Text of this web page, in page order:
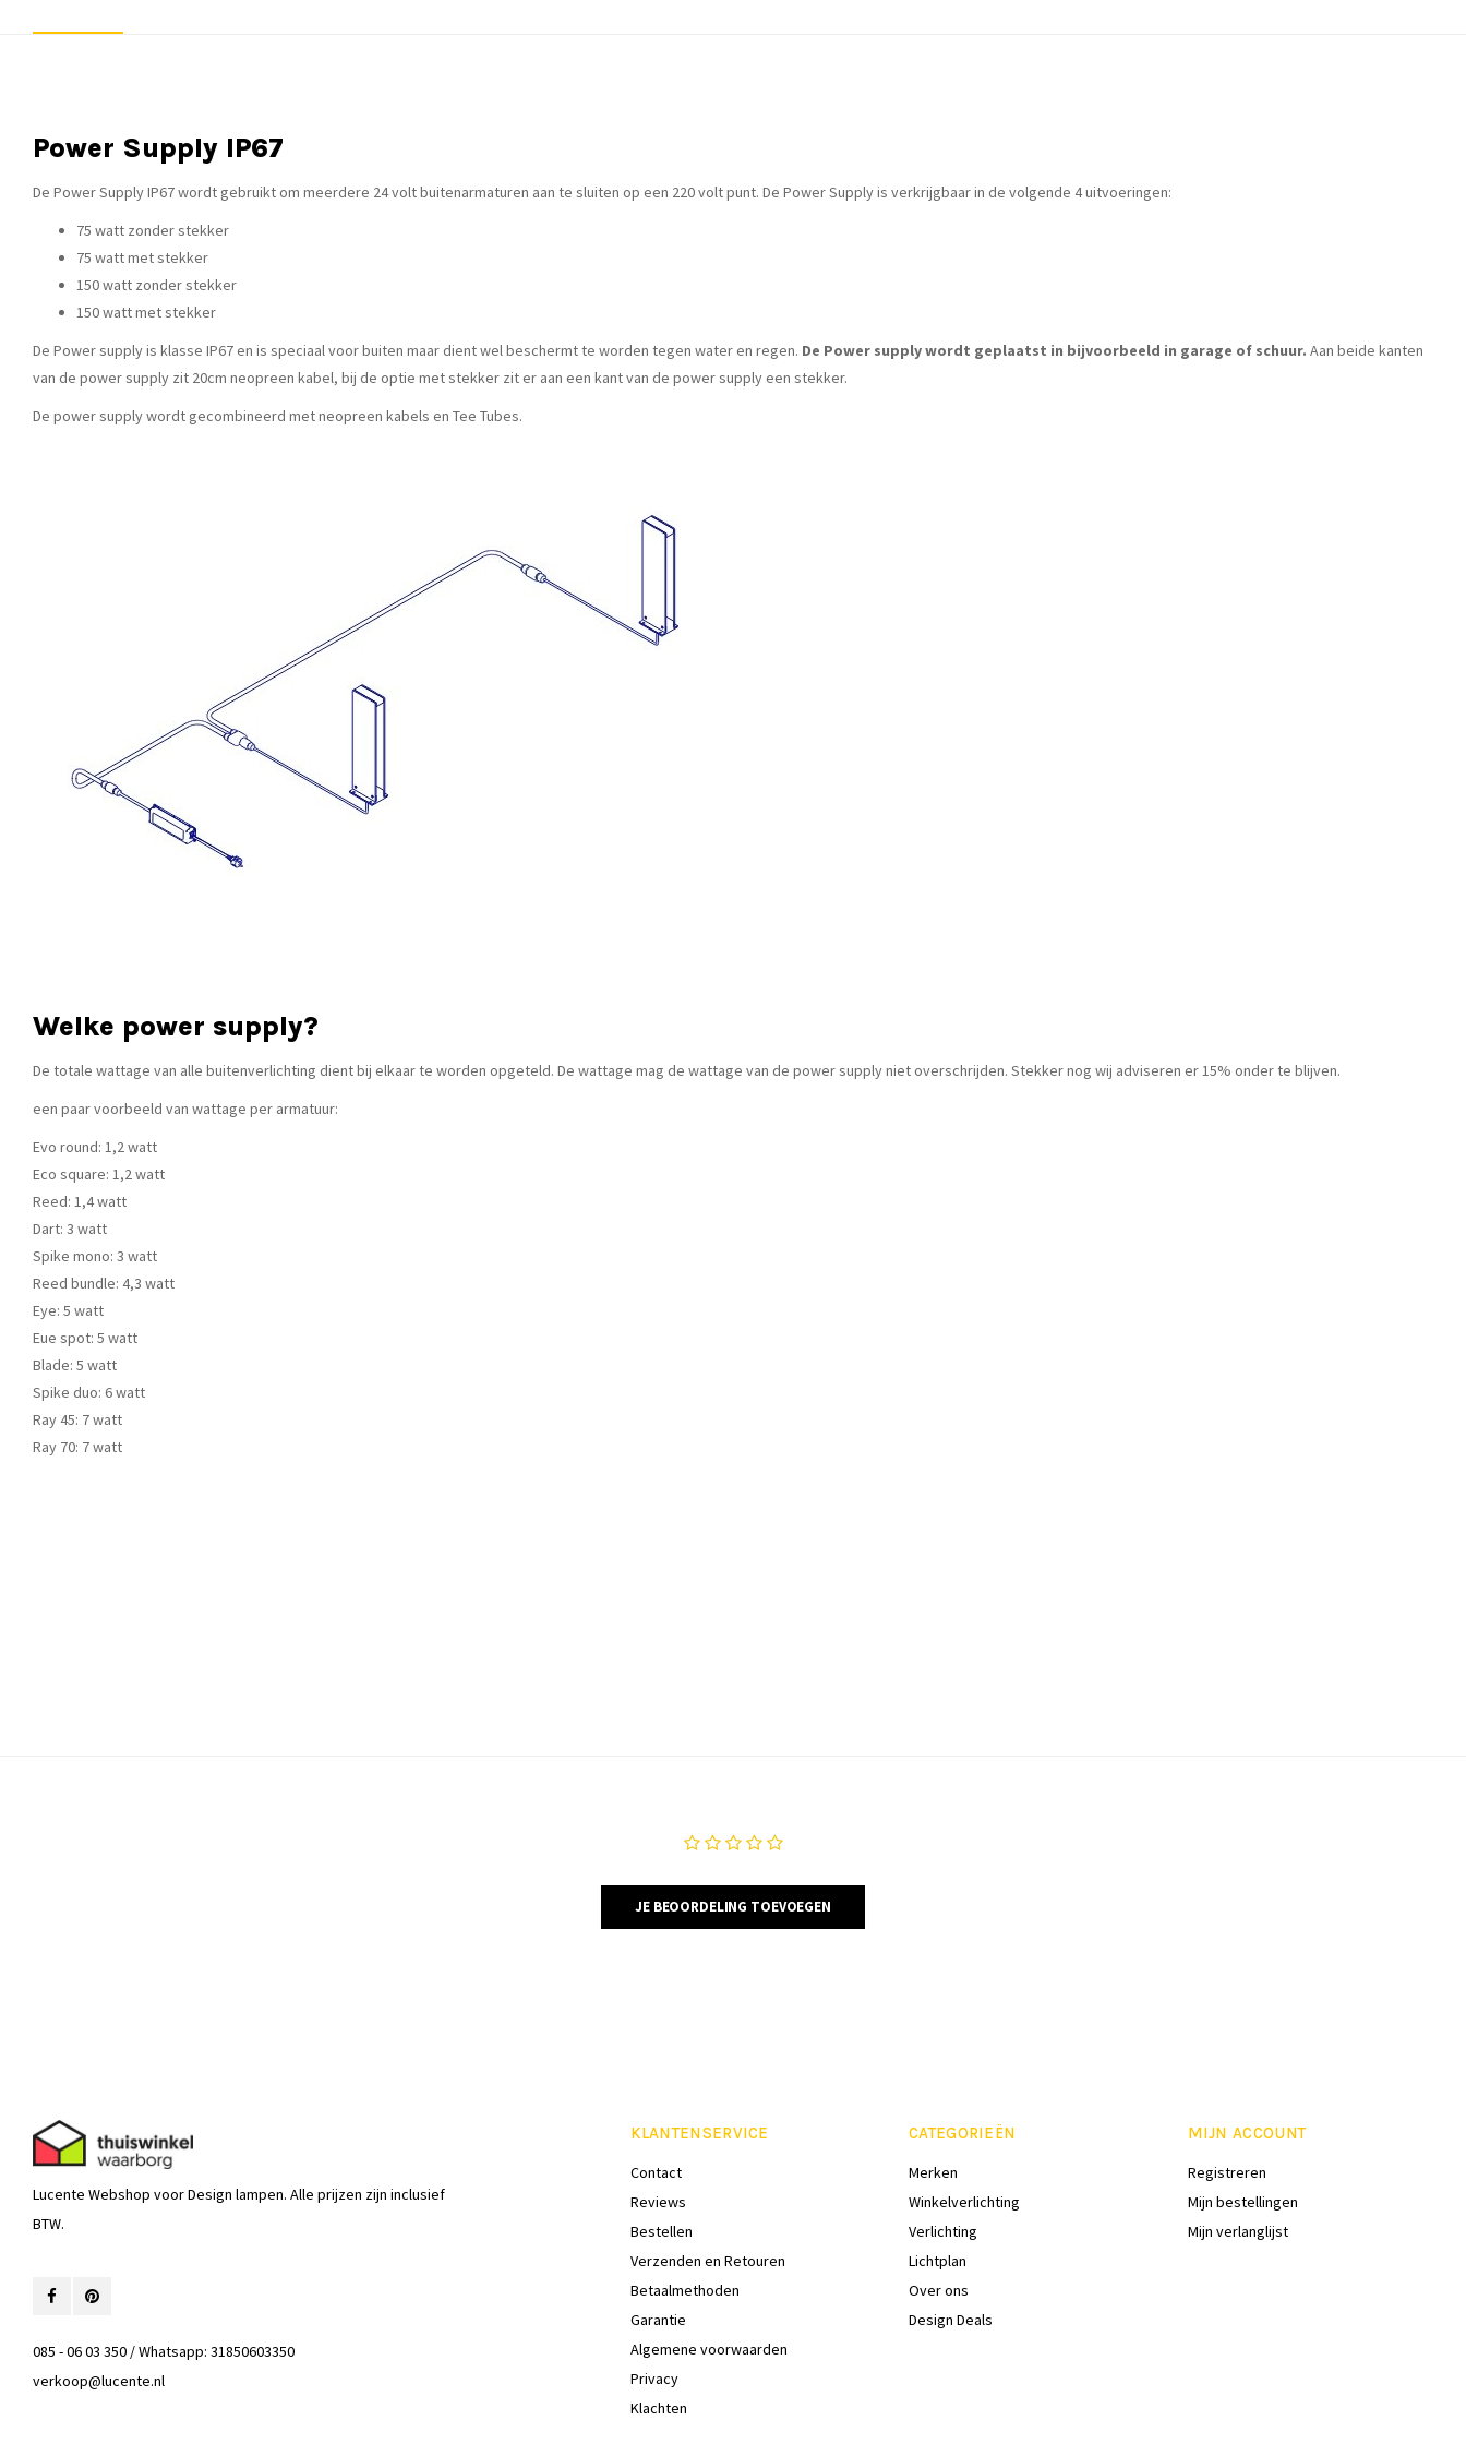
Power Supply IP67
De Power Supply IP67 wordt gebruikt om meerdere 24 volt buitenarmaturen aan te sluiten op een 220 volt punt. De Power Supply is verkrijgbaar in de volgende 4 uitvoeringen:
75 watt zonder stekker
75 watt met stekker
150 watt zonder stekker
150 watt met stekker
De Power supply is klasse IP67 en is speciaal voor buiten maar dient wel beschermt te worden tegen water en regen. De Power supply wordt geplaatst in bijvoorbeeld in garage of schuur. Aan beide kanten
van de power supply zit 20cm neopreen kabel, bij de optie met stekker zit er aan een kant van de power supply een stekker.
De power supply wordt gecombineerd met neopreen kabels en Tee Tubes.
Welke power supply?
De totale wattage van alle buitenverlichting dient bij elkaar te worden opgeteld. De wattage mag de wattage van de power supply niet overschrijden. Stekker nog wij adviseren er 15% onder te blijven.
een paar voorbeeld van wattage per armatuur:
Evo round: 1,2 watt
Eco square: 1,2 watt
Reed: 1,4 watt
Dart: 3 watt
Spike mono: 3 watt
Reed bundle: 4,3 watt
Eye: 5 watt
Eue spot: 5 watt
Blade: 5 watt
Spike duo: 6 watt
Ray 45: 7 watt
Ray 70: 7 watt
JE BEOORDELING TOEVOEGEN
Lucente Webshop voor Design lampen. Alle prijzen zijn inclusief
BTW.
085 - 06 03 350 / Whatsapp: 31850603350
verkoop@lucente.nl
KLANTENSERVICE
Contact
Reviews
Bestellen
Verzenden en Retouren
Betaalmethoden
Garantie
Algemene voorwaarden
Privacy
Klachten
CATEGORIEËN
Merken
Winkelverlichting
Verlichting
Lichtplan
Over ons
Design Deals
MIJN ACCOUNT
Registreren
Mijn bestellingen
Mijn verlanglijst